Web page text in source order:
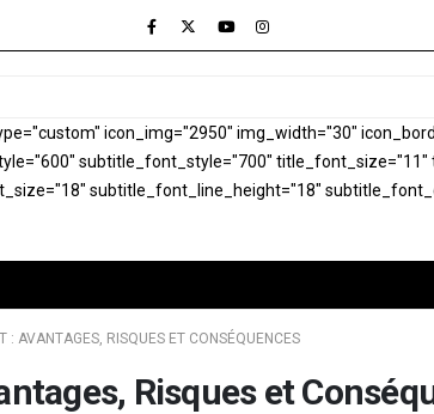
icon_img="2950" img_width="30"
subtitle_font_style="700"
subtitle_font_line_height="18"
: AVANTAGES, RISQUES ET CONSÉQUENCES
Risques et